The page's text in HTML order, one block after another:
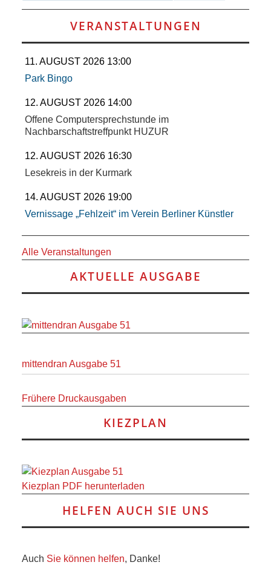
RAUM UND
VERKEHR
BAUEN
UND
WOHNEN
SPORT
UND
FREIZEIT
DER
ANDERE
BLICK
SPONSORING
KONTAKT
VERANSTALTUNGEN
11. AUGUST 2026 13:00
Park Bingo
12. AUGUST 2026 14:00
Offene Computersprechstunde im
Nachbarschaftstreffpunkt HUZUR
12. AUGUST 2026 16:30
Lesekreis in der Kurmark
14. AUGUST 2026 19:00
Vernissage „Fehlzeit“ im Verein Berliner Künstler
Alle Veranstaltungen
AKTUELLE AUSGABE
mittendran Ausgabe 51
Frühere Druckausgaben
KIEZPLAN
Kiezplan PDF herunterladen
HELFEN AUCH SIE UNS
Auch Sie können helfen, Danke!